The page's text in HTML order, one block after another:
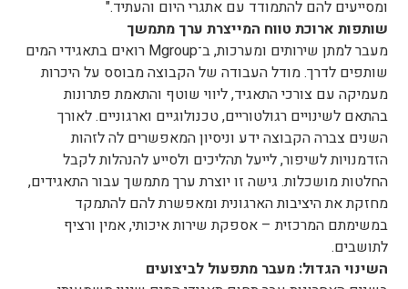
ומסייעים להם להתמודד עם אתגרי היום והעתיד."
שותפות ארוכת טווח המייצרת ערך מתמשך
מעבר למתן שירותים ומערכות, ב־Mgroup רואים בתאגידי המים
שותפים לדרך. מודל העבודה של הקבוצה מבוסס על היכרות
מעמיקה עם צורכי התאגיד, ליווי שוטף והתאמת פתרונות
בהתאם לשינויים רגולטוריים, טכנולוגיים וארגוניים. לאורך
השנים צברה הקבוצה ידע וניסיון המאפשרים לה לזהות
הזדמנויות לשיפור, לייעל תהליכים ולסייע להנהלות לקבל
החלטות מושכלות. גישה זו יוצרת ערך מתמשך עבור התאגידים,
מחזקת את היציבות הארגונית ומאפשרת להם להתמקד
במשימתם המרכזית – אספקת שירות איכותי, אמין ורציף
לתושבים.
השינוי הגדול: מעבר מתפעול לביצועים